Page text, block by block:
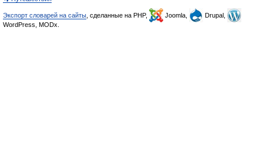
Экспорт словарей на сайты , сделанные на PHP, Joomla,
Drupal,
WordPress, MODx.